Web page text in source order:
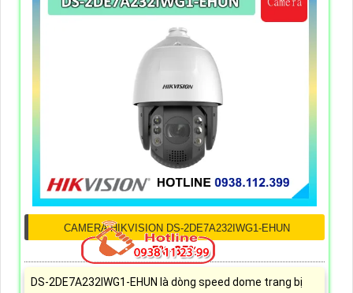
CAMERA HIKVISION DS-2DE7A232IWG1-EHUN
5%-35%
DS-2DE7A232IWG1-EHUN là dòng speed dome trang bị